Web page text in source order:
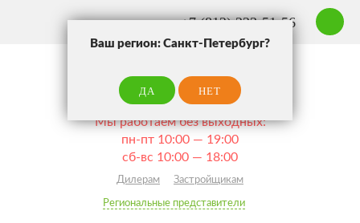
Ваш регион: Санкт-Петербург?
ДА НЕТ
+7 (812) 223-51-56
Ваш город: Санкт-Петербург
Мы работаем без выходных:
пн-пт 10:00 — 19:00
сб-вс 10:00 — 18:00
Дилерам Застройщикам
Региональные представители